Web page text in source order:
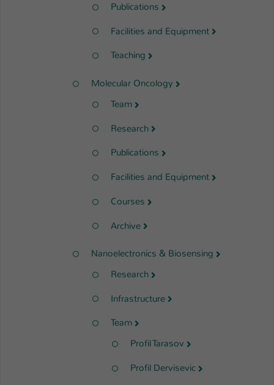
Publications
Facilities and Equipment
Teaching
Molecular Oncology
Team
Research
Publications
Facilities and Equipment
Courses
Archive
Nanoelectronics & Biosensing
Research
Infrastructure
Team
Profil Tarasov
Profil Dervisevic